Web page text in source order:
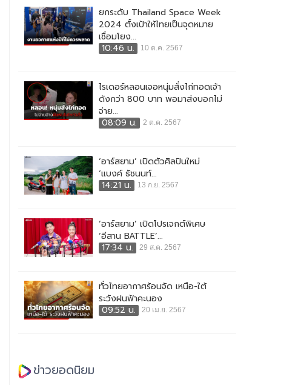
ยกระดับ Thailand Space Week
2024 ตั้งเป้าให้ไทยเป็นจุดหมาย
เชื่อมโยง...
10:46 น.
10 ต.ค. 2567
ไรเดอร์หลอนเจอหนุ่มสั่งไก่ทอดเจ้า
ดังกว่า 800 บาท พอมาส่งบอกไม่
จ่าย...
08:09 น.
2 ต.ค. 2567
‘อาร์สยาม’ เปิดตัวศิลปินใหม่
‘แบงค์ ธัชนนท์...
14:21 น.
13 ก.ย. 2567
‘อาร์สยาม’ เปิดโปรเจกต์พิเศษ
‘อีสาน BATTLE’...
17:34 น.
29 ส.ค. 2567
ทั่วไทยอากาศร้อนจัด เหนือ-ใต้
ระวังฝนฟ้าคะนอง
09:52 น.
20 เม.ย. 2567
ข่าวยอดนิยม